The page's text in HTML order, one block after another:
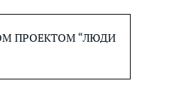
ПРОЕКТОМ “ЛЮДИ